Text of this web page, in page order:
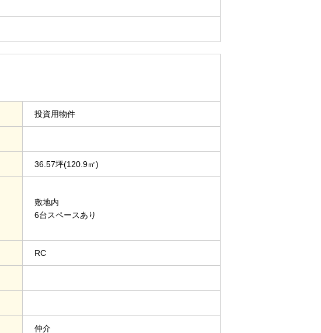
投資用物件
36.57坪(120.9㎡)
敷地内
6台スペースあり
RC
仲介